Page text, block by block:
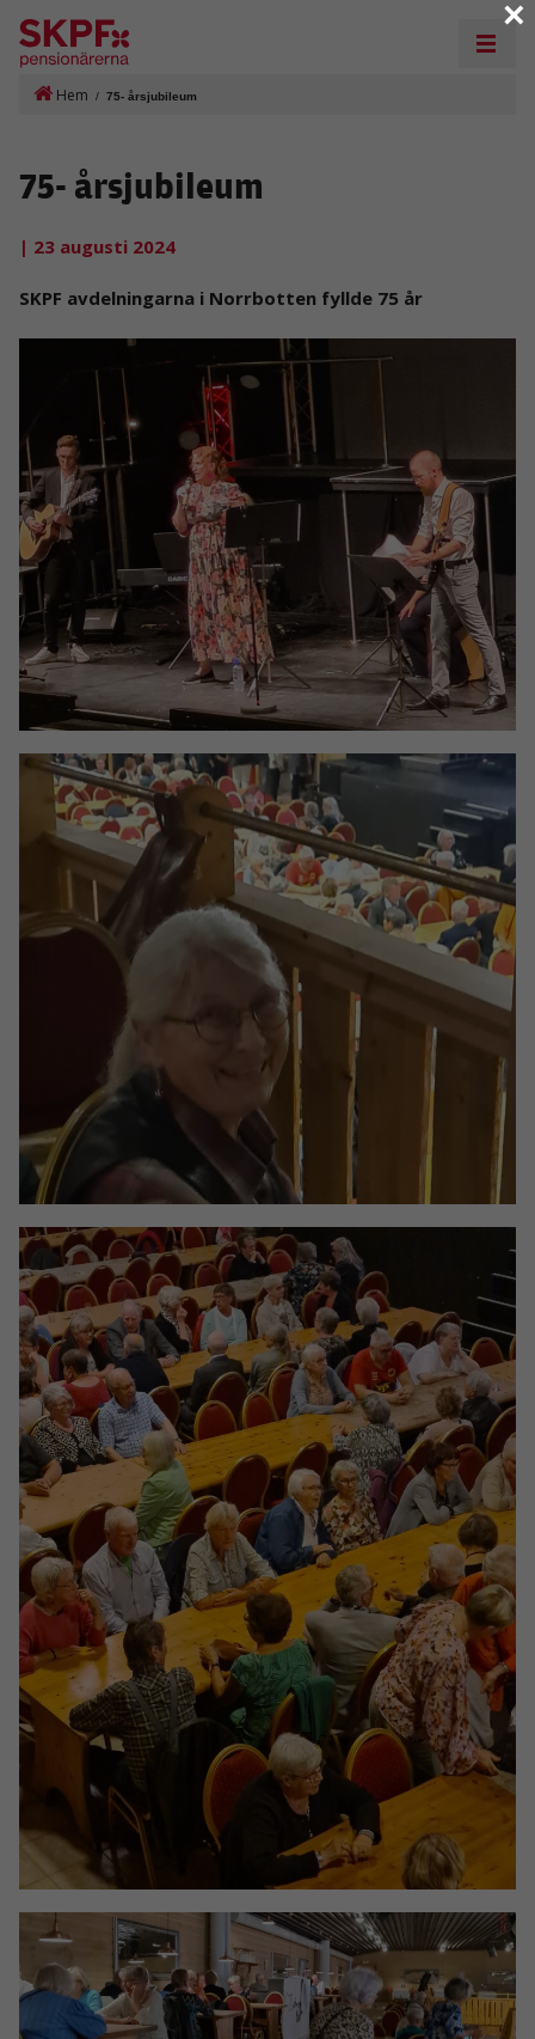
Hem / 75- årsjubileum
75- årsjubileum
| 23 augusti 2024
SKPF avdelningarna i Norrbotten fyllde 75 år
×